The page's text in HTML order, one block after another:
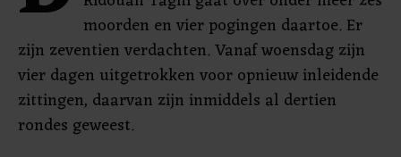
moorden en vier pogingen daartoe. Er
zijn zeventien verdachten. Vanaf woensdag zijn
vier dagen uitgetrokken voor opnieuw inleidende
zittingen, daarvan zijn inmiddels al dertien
rondes geweest.